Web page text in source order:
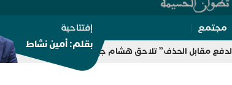
مجتمع
الحذف” تلاحق هشام جيراندو وتكشف خيوط شبكة ابتزاز مزعومة
إفتتاحية
بقلم: أمين نشاط